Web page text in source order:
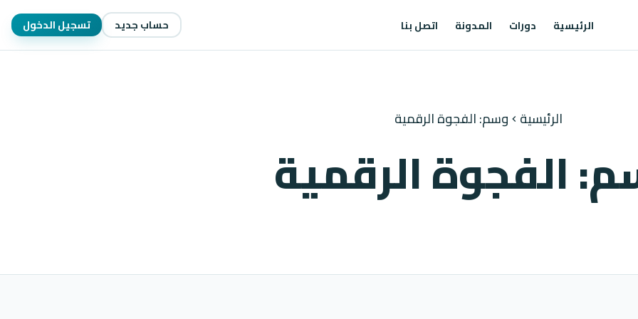
الرئيسية دورات المدونة اتصل بنا حساب جديد تسجيل الدخول
الرئيسية chevron_left وسم: الفجوة الرقمية
الفجوة الرقمية